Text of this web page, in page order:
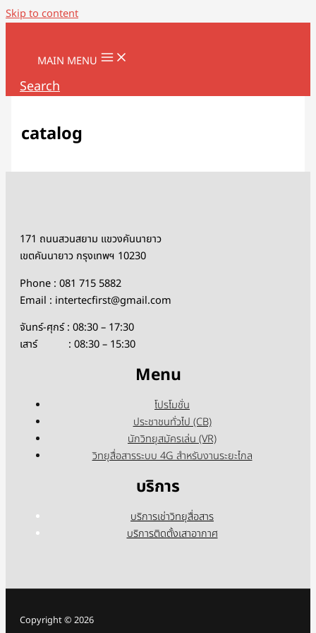
Skip to content
MAIN MENU
Search
catalog
171 ถนนสวนสยาม แขวงคันนายาว
เขตคันนายาว กรุงเทพฯ 10230
Phone : 081 715 5882
Email : intertecfirst@gmail.com
จันทร์-ศุกร์ : 08:30 – 17:30
เสาร์ : 08:30 – 15:30
Menu
โปรโมชั่น
ประชาชนทั่วไป (CB)
นักวิทยุสมัครเล่น (VR)
วิทยุสื่อสารระบบ 4G สำหรับงานระยะไกล
บริการ
บริการเช่าวิทยุสื่อสาร
บริการติดตั้งเสาอากาศ
Copyright © 2026